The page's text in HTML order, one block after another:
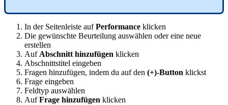
In der Seitenleiste auf Performance klicken
Die gewünschte Beurteilung auswählen oder eine neue
erstellen
Auf Abschnitt hinzufügen klicken
Abschnittstitel eingeben
Fragen hinzufügen, indem du auf den (+)-Button klickst
Frage eingeben
Feldtyp auswählen
Auf Frage hinzufügen klicken